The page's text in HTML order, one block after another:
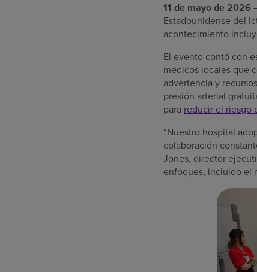
11 de mayo de 2026
Estadounidense del
acontecimiento
El evento contó con
médicos locales que
advertencia y
presión arterial
para reducir el riesgo
“Nuestro hospital
colaboración
Jones, director
enfoques, incluido el